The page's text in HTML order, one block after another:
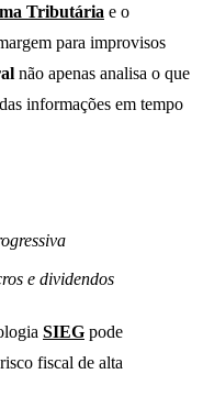
Tributária e o
para improvisos
não apenas analisa o que
informações em tempo
e dividendos
SIEG pode
fiscal de alta